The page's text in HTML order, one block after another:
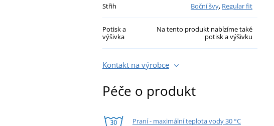
Střih Boční švy, Regular fit
Potisk a
výšivka
Na tento produkt nabízíme také
potisk a výšivku
Kontakt na výrobce
Péče o produkt
Praní - maximální teplota vody 30 °C